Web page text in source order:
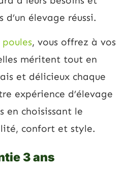
élevage réussi.
, vous offrez à vos
méritent tout en
et délicieux chaque
expérience d’élevage
en choisissant le
confort et style.
3 ans